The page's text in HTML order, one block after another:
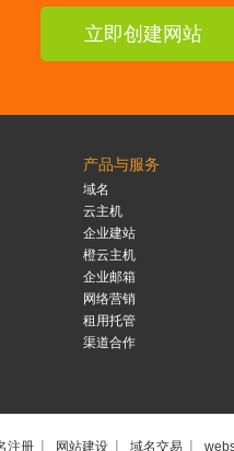
立即创建网站
产品与服务
域名
云主机
企业建站
橙云主机
企业邮箱
网络营销
租用托管
渠道合作
注册 | 网站建设 | 域名交易 |